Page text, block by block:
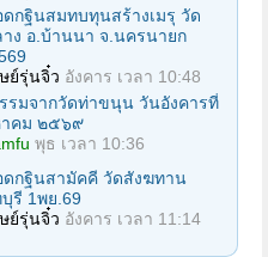
กฐินสมทบทุนสร้างเมรุ วัด
าง อ.บ้านนา จ.นครนายก
ย์รุ่นจิ๋ว อังคาร เวลา 10:48
รรมจากวัดท่าขนุน วันอังคารที่
คม ๒๕๖๙
พุธ เวลา 10:36
ดกฐินสามัคคี วัดสังฆทาน
รี 1พย.69
ย์รุ่นจิ๋ว อังคาร เวลา 11:14